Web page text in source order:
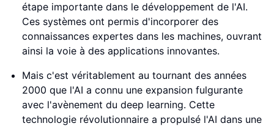
étape importante dans le développement de l'AI.
Ces systèmes ont permis d'incorporer des
connaissances expertes dans les machines, ouvrant
ainsi la voie à des applications innovantes.
Mais c'est véritablement au tournant des années
2000 que l'AI a connu une expansion fulgurante
avec l'avènement du deep learning. Cette
technologie révolutionnaire a propulsé l'AI dans une